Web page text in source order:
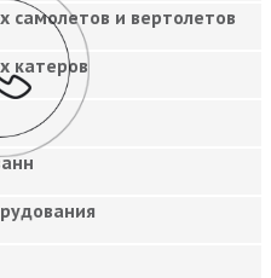
самолетов и вертолетов
катеров